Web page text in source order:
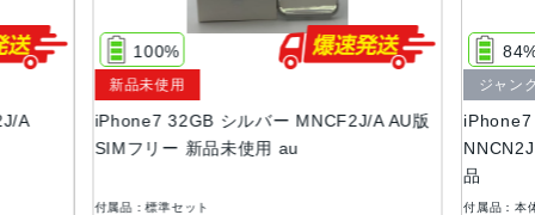
サイズ・重さ
138.3×67.1×7.1mm ・138g
Retina HDディスプレイIPSテクノロジー搭載4.7インチ
（対角）ワイドスクリーンLCD Multi‑Touchディスプレイ1,
334 x 750ピクセル解像度、326ppi1,400:1コントラスト比
A
iPhone7 32GB シルバー MNCF2J/A AU版
SIMフリー 新品未使用 au
100%
新品未使用
付属品：標準セット
iPhone7
品
ジャン
付属品：本